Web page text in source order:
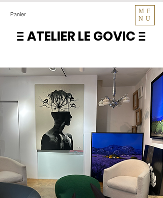
ME
NU
E ATELIER LE GOVIC E
Panier